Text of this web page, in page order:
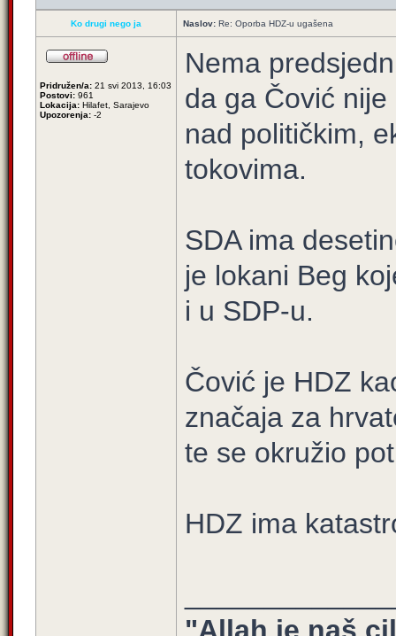
Ko drugi nego ja Naslov: Re: Oporba HDZ-u ugašena
Pridružen/a: 21 svi 2013, 16:03
Postovi: 961
Lokacija: Hilafet, Sarajevo
Upozorenja: -2
Nema
da ga Čović
nad političkim,
tokovima.
SDA ima
je lokani Beg
i u SDP-u.
Čović je HDZ
značaja za
te se okružio
HDZ ima